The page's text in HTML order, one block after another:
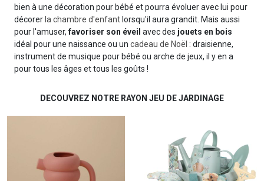
bien à une décoration pour bébé et pourra évoluer avec lui pour
décorerla chambre d'enfantlorsqu'il aura grandit. Mais aussi
pour l'amuser,favoriser son éveil avec des jouets en bois
idéal pour une naissance ou un cadeau de Noël : draisienne,
instrument de musique pour bébé ou arche de jeux, il y en a
pour tous les âges et tous les goûts !
DECOUVREZ NOTRE RAYON JEU DE JARDINAGE